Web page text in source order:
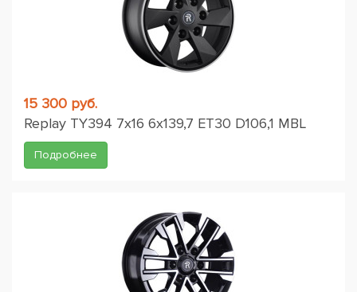
15 300 руб.
Replay TY394 7x16 6x139,7 ET30 D106,1 MBL
Подробнее